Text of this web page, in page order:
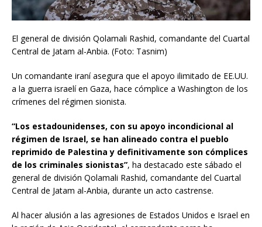
El general de división Qolamali Rashid, comandante del Cuartal
Central de Jatam al-Anbia. (Foto: Tasnim)
Un comandante iraní asegura que el apoyo ilimitado de EE.UU.
a la guerra israelí en Gaza, hace cómplice a Washington de los
crímenes del régimen sionista.
“Los estadounidenses, con su apoyo incondicional al
régimen de Israel, se han alineado contra el pueblo
reprimido de Palestina y definitivamente son cómplices
de los criminales sionistas”, ha destacado este sábado el
general de división Qolamali Rashid, comandante del Cuartal
Central de Jatam al-Anbia, durante un acto castrense.
Al hacer alusión a las agresiones de Estados Unidos e Israel en